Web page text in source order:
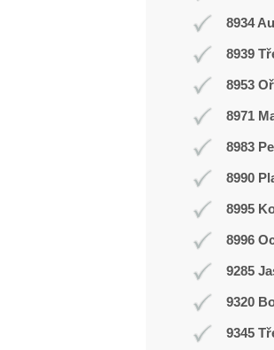
8934
8939
8953
8971
8983
8990
8995
8996
9285
9320
9345